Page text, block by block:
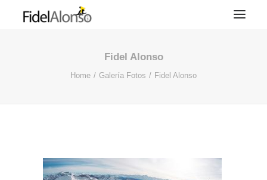
Fidel Alonso
Home Galería Fotos Fidel Alonso